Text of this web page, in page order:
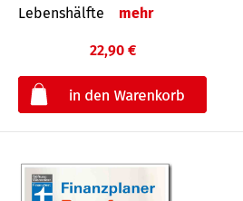
Lebenshälfte
mehr
22,90 €